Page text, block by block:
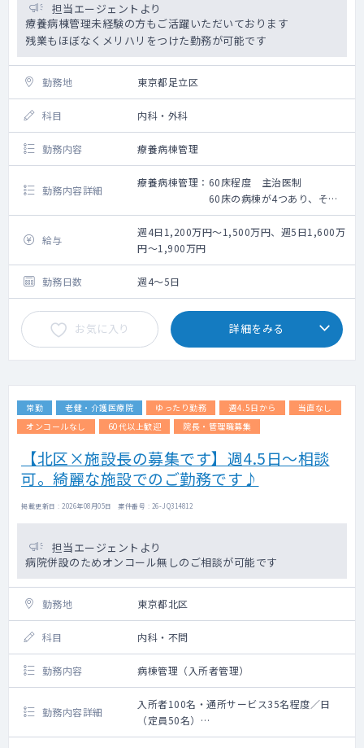
担当エージェントより
療養病棟管理未経験の方もご活躍いただいております
残業もほぼなくメリハリをつけた勤務が可能です
勤務地 東京都足立区
科目 内科・外科
勤務内容 療養病棟管理
勤務内容詳細
療養病棟管理：60床程度 主治医制
60床の病棟が4つあり、それ
らを常勤医5名で担当（現在は4名で対応）
遅番：週1回（8:30～18:30）
遅番で超過した1時間の勤務については
他の曜日で1時間早上がりし調整しておりま
す。
常勤医師：障碍者病棟担当4名、療養病棟担当
4名
カルテ：電子カルテ
給与
週4日1,200万円～1,500万円、週5日1,600万
円～1,900万円
勤務日数 週4～5日
お気に入り 詳細をみる
常勤 老健・介護医療院 ゆったり勤務 週4.5日から
当直なし
オンコールなし
60代以上歓迎 院長・管理職募集
【北区×施設長の募集です】週4.5日～相談
可。綺麗な施設でのご勤務です♪
掲載更新日 : 2026年08月05日 案件番号 : 26-JQ314812
担当エージェントより
病院併設のためオンコール無しのご相談が可能です
勤務地 東京都北区
科目 内科・不問
勤務内容 病棟管理（入所者管理）
勤務内容詳細
入所者100名・通所サービス35名程度／日
（定員50名）
入所者、通所サービスをご利用の方々の全身